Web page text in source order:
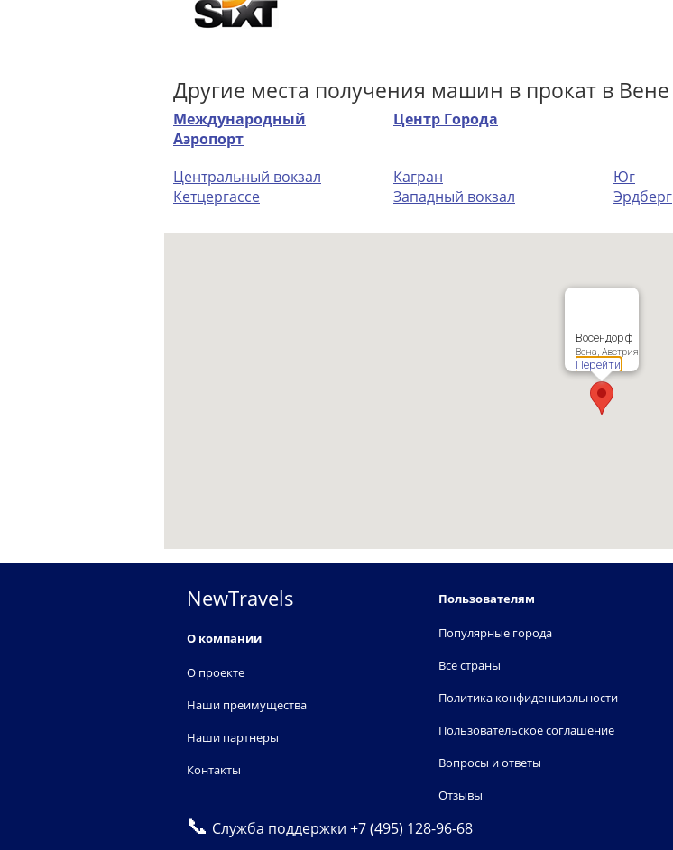
Другие места получения машин в прокат в Вене
Международный
Аэропорт
Центр Города
Центральный вокзал
Кетцергассе
Кагран
Западный вокзал
Юг
Эрдберг
Восендорф
Вена, Австрия
Перейти
NewTravels
О компании
О проекте
Наши преимущества
Наши партнеры
Контакты
Пользователям
Популярные города
Все страны
Политика конфиденциальности
Пользовательское соглашение
Вопросы и ответы
Отзывы
📞 Служба поддержки +7 (495) 128-96-68